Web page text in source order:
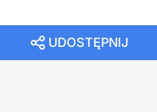
UDOSTĘPNIJ